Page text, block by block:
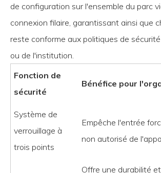
de configuration sur l'ensemble du parc
connexion filaire, garantissant ainsi que
reste conforme aux politiques de
ou de l'institution.
Fonction de
sécurité
Bénéfice pour
Système de
verrouillage à
trois points
Empêche l'entrée
non autorisé de
Offre une durabilité